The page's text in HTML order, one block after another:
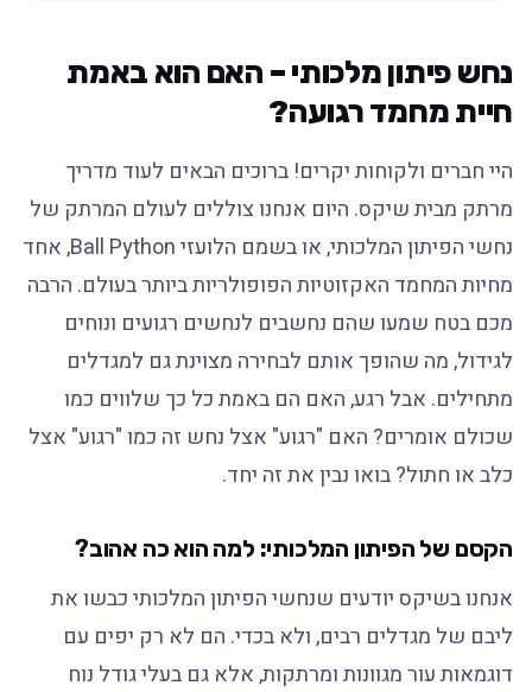
נחש פיתון מלכותי – האם הוא באמת
חיית מחמד רגועה?
היי חברים ולקוחות יקרים! ברוכים הבאים לעוד מדריך
מרתק מבית שיקס. היום אנחנו צוללים לעולם המרתק של
נחשי הפיתון המלכותי, או בשמם הלועזי Ball Python, אחד
מחיות המחמד האקזוטיות הפופולריות ביותר בעולם. הרבה
מכם בטח שמעו שהם נחשבים לנחשים רגועים ונוחים
לגידול, מה שהופך אותם לבחירה מצוינת גם למגדלים
מתחילים. אבל רגע, האם הם באמת כל כך שלווים כמו
שכולם אומרים? האם "רגוע" אצל נחש זה כמו "רגוע" אצל
כלב או חתול? בואו נבין את זה יחד.
הקסם של הפיתון המלכותי: למה הוא כה אהוב?
אנחנו בשיקס יודעים שנחשי הפיתון המלכותי כבשו את
ליבם של מגדלים רבים, ולא בכדי. הם לא רק יפים עם
דוגמאות עור מגוונות ומרתקות, אלא גם בעלי גודל נוח